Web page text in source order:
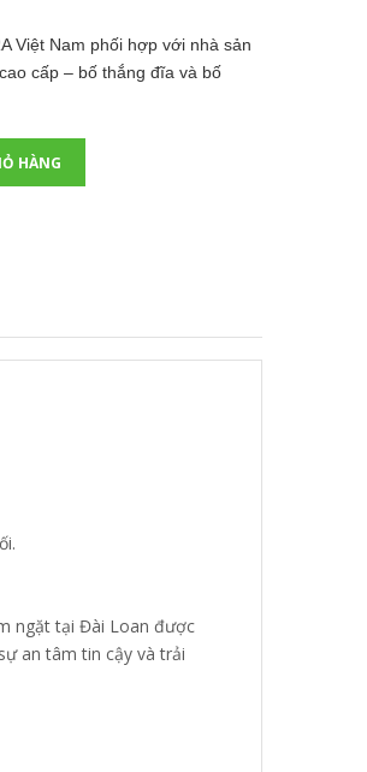
Việt Nam phối hợp với nhà sản
cấp – bố thắng đĩa và bố
HÀNG
ngặt tại Đài Loan được
an tâm tin cậy và trải